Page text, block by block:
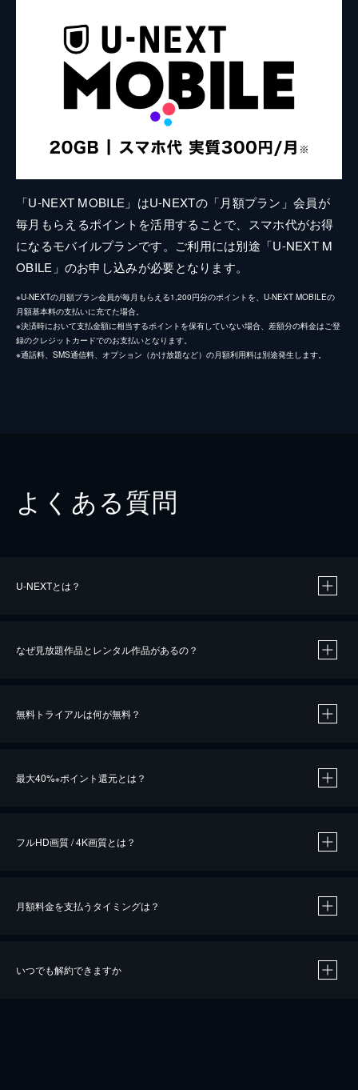
「U-NEXT MOBILE」はU-NEXTの「月額プラン」会員が
毎月もらえるポイントを活用することで、スマホ代がお得
になるモバイルプランです。ご利用には別途「U-NEXT M
OBILE」のお申し込みが必要となります。
※U-NEXTの月額プラン会員が毎月もらえる1,200円分のポイントを、U-NEXT MOBILEの
月額基本料の支払いに充てた場合。
※決済時において支払金額に相当するポイントを保有していない場合、差額分の料金はご登
録のクレジットカードでのお支払いとなります。
※通話料、SMS通信料、オプション（かけ放題など）の月額利用料は別途発生します。
よくある質問
U-NEXTとは？
なぜ見放題作品とレンタル作品があるの？
無料トライアルは何が無料？
最大40%※ポイント還元とは？
※40％ポイント還元の対象は、クレジットカード決済による作品の購入 / レンタルです。
フルHD画質 / 4K画質とは？
月額料金を支払うタイミングは？
いつでも解約できますか